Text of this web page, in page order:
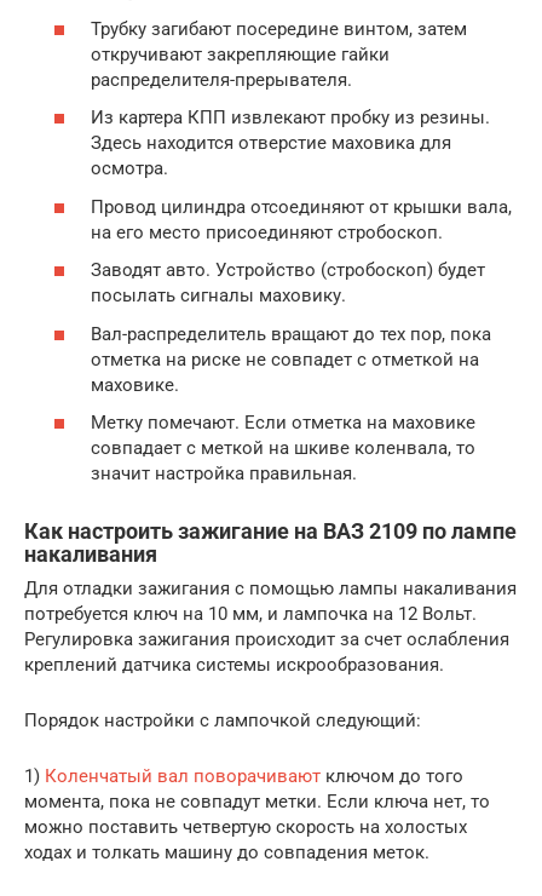
Трубку загибают посередине винтом, затем
откручивают закрепляющие гайки
распределителя-прерывателя.
Из картера КПП извлекают пробку из резины.
Здесь находится отверстие маховика для
осмотра.
Провод цилиндра отсоединяют от крышки вала,
на его место присоединяют стробоскоп.
Заводят авто. Устройство (стробоскоп) будет
посылать сигналы маховику.
Вал-распределитель вращают до тех пор, пока
отметка на риске не совпадет с отметкой на
маховике.
Метку помечают. Если отметка на маховике
совпадает с меткой на шкиве коленвала, то
значит настройка правильная.
Как настроить зажигание на ВАЗ 2109 по лампе
накаливания
Для отладки зажигания с помощью лампы накаливания
потребуется ключ на 10 мм, и лампочка на 12 Вольт.
Регулировка зажигания происходит за счет ослабления
креплений датчика системы искрообразования.
Порядок настройки с лампочкой следующий:
1) Коленчатый вал поворачивают ключом до того
момента, пока не совпадут метки. Если ключа нет, то
можно поставить четвертую скорость на холостых
ходах и толкать машину до совпадения меток.